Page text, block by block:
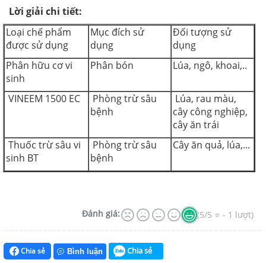
Lời giải chi tiết:
Loại chế phẩm
được sử dụng
Mục đích sử
dụng
Đối tượng sử
dụng
Phân hữu cơ vi
sinh
Phân bón Lúa, ngô, khoai,..
VINEEM 1500 EC
Phòng trừ sâu
bệnh
Lúa, rau màu,
cây công nghiệp,
cây ăn trái
Thuốc trừ sâu vi
sinh BT
Phòng trừ sâu
bệnh
Cây ăn quả, lúa,...
Đánh giá: (5/5 ⭐ - 1 lượt)
Chia sẻ Bình luận Chia sẻ